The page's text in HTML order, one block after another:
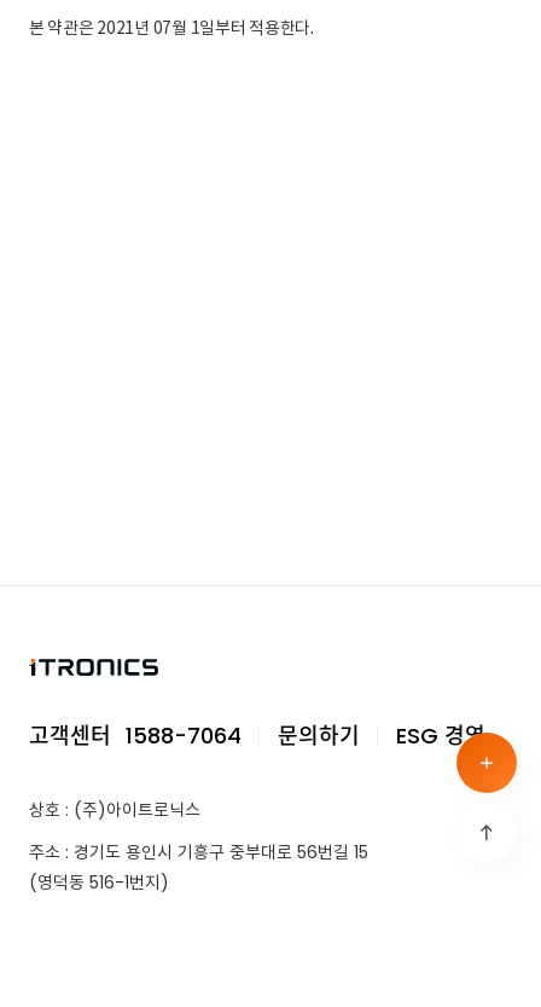
본 약관은 2021년 07월 1일부터 적용한다.
고객센터 1588-7064 문의하기 ESG 경영
상호 : (주)아이트로닉스
주소 : 경기도 용인시 기흥구 중부대로 56번길 15
(영덕동 516-1번지)